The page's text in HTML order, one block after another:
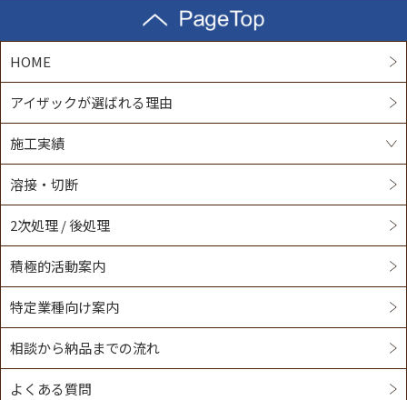
HOME
アイザックが選ばれる理由
施工実績
溶接・切断
2次処理 / 後処理
積極的活動案内
特定業種向け案内
相談から納品までの流れ
よくある質問